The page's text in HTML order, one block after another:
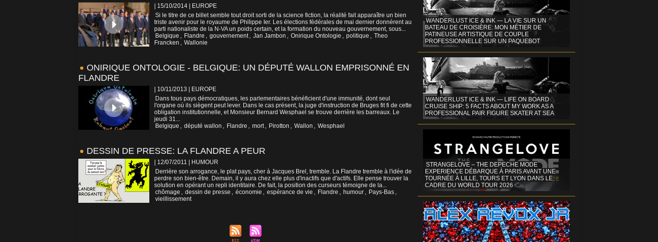
| 15/10/2014
EUROPE
Si le titre de ce billet semble tout droit sorti de la science fiction, la réalité fait apparaître un bien
triste avenir pour le royaume de Philippe Ier. Les élections fédérales de mai dernier donnèrent au
parti nationaliste de la N-VA un poids certain, et la formation du nouveau gouvernement, sous...
Belgique , Flandre , gouvernement , Jan Jambon , Onirique Ontologie , politique , Theo
Francken , Wallonie
ONIRIQUE ONTOLOGIE - BELGIQUE: UN DÉPUTÉ WALLON EMPRISONNÉ EN
FLANDRE
| 10/11/2013
EUROPE
Dans tous pays démocratiques, les parlementaires bénéficient d'une immunité, dont seul
l'organe où ils siègent peut lever. Dans le cas présent, la juge d'instruction de Bruges fit fi de cette
obligation institutionnelle, et Monsieur Bernard Wesphael se trouve derrière les barreaux. Le
jeudi 31...
Belgique , député wallon , Flandre , mort , Pirotton , Wallon , Wesphael
DESSIN DE PRESSE: LA FLANDRE A PEUR
| 12/07/2011
HUMOUR
Derrière son arrogance, le plat pays, cher à Jacques Brel, tremble. La Flandre tremble à l'idée de
perdre son bien-être. Demain, il y aura chez elle plus d'inactifs que d'actifs. Elle pense trouver la
solution en opérant un repli identitaire. De fait, la position des curseurs témoigne de la...
chômage , dessin de presse , économie , espérance de vie , Flandre , humour , Pays-Bas ,
vieillissement
WANDERLUST ICE & INK — LA VIE SUR UN
BATEAU DE CROISIÈRE: MON MÉTIER DE
PATINEUSE ARTISTIQUE DE COUPLE
PROFESSIONNELLE SUR UN PAQUEBOT
WANDERLUST ICE & INK — LIFE ON BOARD
CRUISE SHIP: 5 FACTS ABOUT MY WORK AS A
PROFESSIONAL PAIR FIGURE SKATER AT SEA
STRANGELOVE – THE DEPECHE MODE
EXPERIENCE DÉBARQUE À PARIS AVANT UNE
TOURNÉE À LILLE, TOURS ET LYON DANS LE
CADRE DU WORLD TOUR 2026